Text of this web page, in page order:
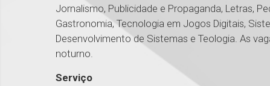
Jornalismo, Publicidade e Propaganda, Letras,
Gastronomia, Tecnologia em Jogos Digitais,
Desenvolvimento de Sistemas e Teologia. As
noturno.
Serviço